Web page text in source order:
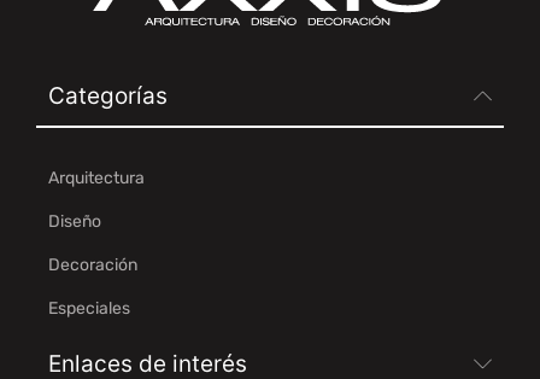
Categorías
Arquitectura
Diseño
Decoración
Especiales
Enlaces de interés